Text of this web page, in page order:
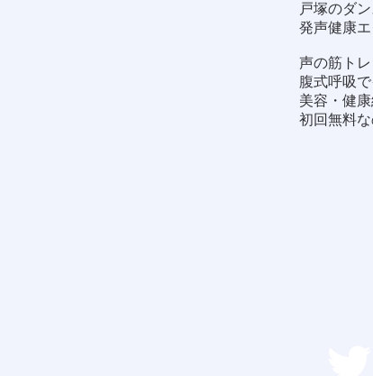
戸塚のダ
発声健康
声の筋トレ
腹式呼吸
美容・健
初回無料な